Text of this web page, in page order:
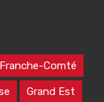
Comté
Grand Est